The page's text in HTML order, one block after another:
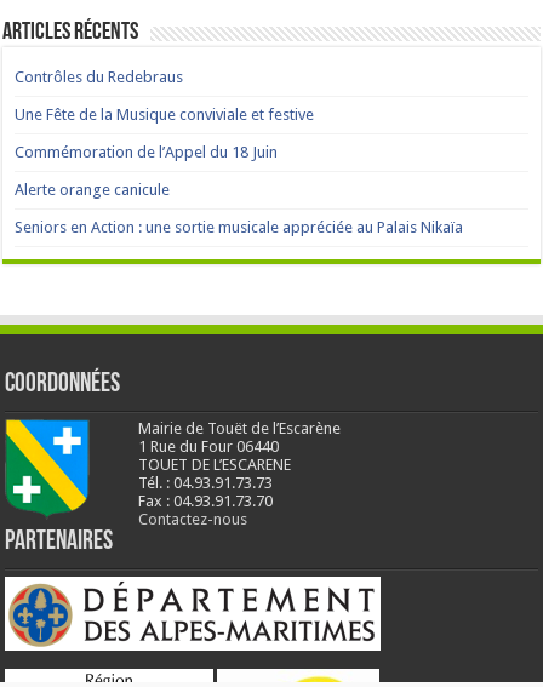
Articles récents
Contrôles du Redebraus
Une Fête de la Musique conviviale et festive
Commémoration de l’Appel du 18 Juin
Alerte orange canicule
Seniors en Action : une sortie musicale appréciée au Palais Nikaïa
Coordonnées
Mairie de Touët de l’Escarène
1 Rue du Four 06440
TOUET DE L’ESCARENE
Tél. : 04.93.91.73.73
Fax : 04.93.91.73.70
Contactez-nous
Partenaires